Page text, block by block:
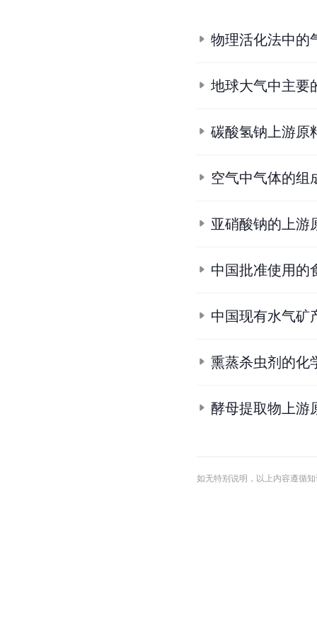
物理活化法中的
地球大气中主要
碳酸氢钠上游原
空气中气体的组
亚硝酸钠的上游
中国批准使用的
中国现有水气矿
熏蒸杀虫剂的化
酵母提取物上游
如无特别说明，以上内容遵循